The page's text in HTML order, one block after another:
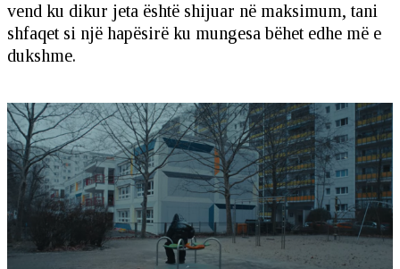
vend ku dikur jeta është shijuar në maksimum, tani
shfaqet si një hapësirë ku mungesa bëhet edhe më e
dukshme.